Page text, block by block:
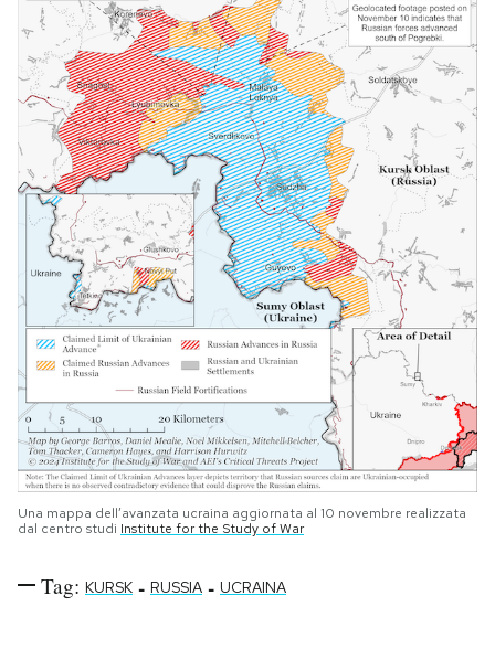
Una mappa dell’avanzata ucraina aggiornata al 10 novembre realizzata
dal centro studi Institute for the Study of War
Tag: KURSK - RUSSIA - UCRAINA